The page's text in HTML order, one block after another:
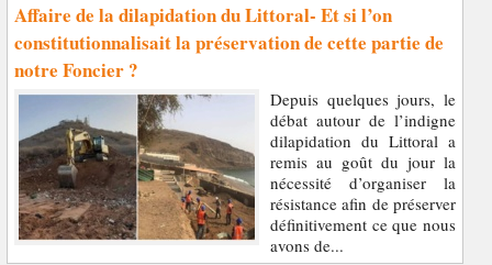
Affaire de la dilapidation du Littoral- Et si l’on
constitutionnalisait la préservation de cette partie de
notre Foncier ?
Depuis quelques jours, le
débat autour de l’indigne
dilapidation du Littoral a
remis au goût du jour la
nécessité d’organiser la
résistance afin de préserver
définitivement ce que nous
avons de...